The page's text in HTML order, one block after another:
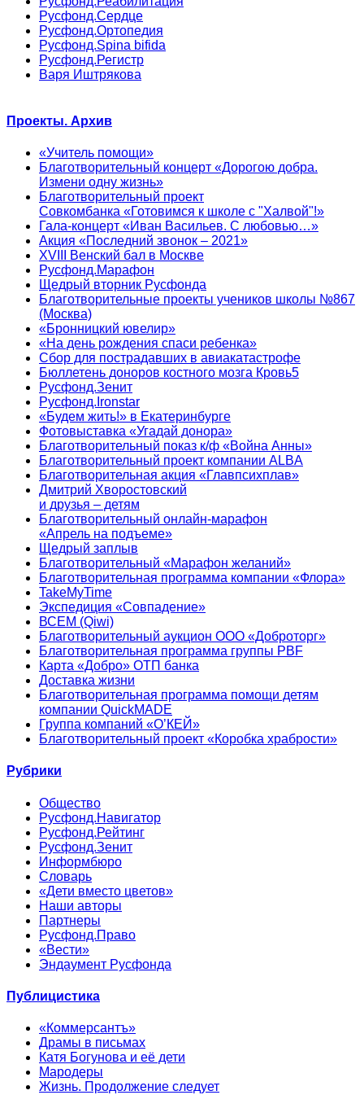
Русфонд.Сердце
Русфонд.Ортопедия
Русфонд.Spina bifida
Русфонд.Регистр
Варя Иштрякова
Проекты. Архив
«Учитель помощи»
Благотворительный концерт «Дорогою добра.
Измени одну жизнь»
Благотворительный проект
Совкомбанка «Готовимся к школе с "Халвой"!»
Гала-концерт «Иван Васильев. С любовью…»
Акция «Последний звонок – 2021»
XVIII Венский бал в Москве
Русфонд.Марафон
Щедрый вторник Русфонда
Благотворительные проекты учеников школы №867
(Москва)
«Бронницкий ювелир»
«На день рождения спаси ребенка»
Сбор для пострадавших в авиакатастрофе
Бюллетень доноров костного мозга Кровь5
Русфонд.Зенит
Русфонд.Ironstar
«Будем жить!» в Екатеринбурге
Фотовыставка «Угадай донора»
Благотворительный показ к/ф «Война Анны»
Благотворительный проект компании ALBA
Благотворительная акция «Главпсихплав»
Дмитрий Хворостовский
и друзья – детям
Благотворительный онлайн‑марафон
«Апрель на подъеме»
Щедрый заплыв
Благотворительный «Марафон желаний»
Благотворительная программа компании «Флора»
TakeMyTime
Экспедиция «Совпадение»
ВСЕМ (Qiwi)
Благотворительный аукцион ООО «Доброторг»
Благотворительная программа группы PBF
Карта «Добро» ОТП банка
Доставка жизни
Благотворительная программа помощи детям
компании QuickMADE
Группа компаний «О’КЕЙ»
Благотворительный проект «Коробка храбрости»
Рубрики
Общество
Русфонд.Навигатор
Русфонд.Рейтинг
Русфонд.Зенит
Информбюро
Словарь
«Дети вместо цветов»
Наши авторы
Партнеры
Русфонд.Право
«Вести»
Эндаумент Русфонда
Публицистика
«Коммерсантъ»
Драмы в письмах
Катя Богунова и её дети
Мародеры
Жизнь. Продолжение следует